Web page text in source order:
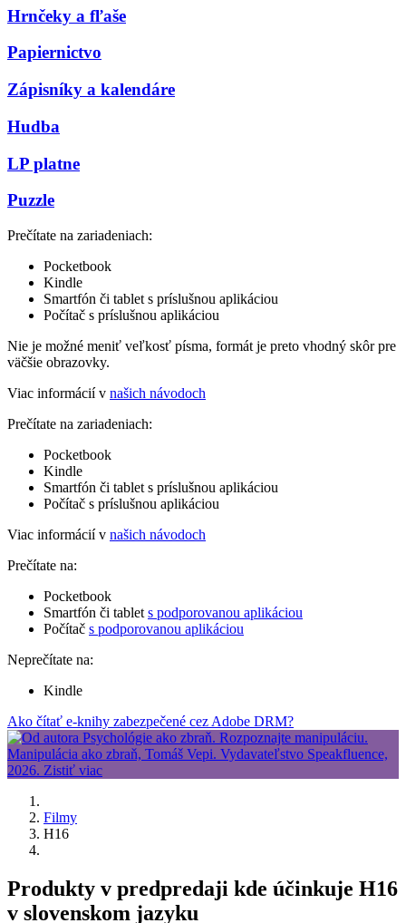
Hrnčeky a fľaše
Papiernictvo
Zápisníky a kalendáre
Hudba
LP platne
Puzzle
Prečítate na zariadeniach:
Pocketbook
Kindle
Smartfón či tablet s príslušnou aplikáciou
Počítač s príslušnou aplikáciou
Nie je možné meniť veľkosť písma, formát je preto vhodný skôr pre
väčšie obrazovky.
Viac informácií v našich návodoch
Prečítate na zariadeniach:
Pocketbook
Kindle
Smartfón či tablet s príslušnou aplikáciou
Počítač s príslušnou aplikáciou
Viac informácií v našich návodoch
Prečítate na:
Pocketbook
Smartfón či tablet s podporovanou aplikáciou
Počítač s podporovanou aplikáciou
Neprečítate na:
Kindle
Ako čítať e-knihy zabezpečené cez Adobe DRM?
Filmy
H16
Produkty v predpredaji kde účinkuje H16
v slovenskom jazyku